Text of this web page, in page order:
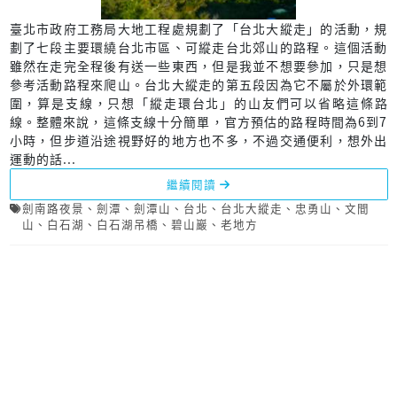
臺北市政府工務局大地工程處規劃了「台北大縱走」的活動，規
劃了七段主要環繞台北市區、可縱走台北郊山的路程。這個活動
雖然在走完全程後有送一些東西，但是我並不想要參加，只是想
參考活動路程來爬山。台北大縱走的第五段因為它不屬於外環範
圍，算是支線，只想「縱走環台北」的山友們可以省略這條路
線。整體來說，這條支線十分簡單，官方預估的路程時間為6到7
小時，但步道沿途視野好的地方也不多，不過交通便利，想外出
運動的話...
繼續閱讀
劍南路夜景 、 劍潭 、 劍潭山 、 台北 、 台北大縱走 、 忠勇山 、 文間
山 、 白石湖 、 白石湖吊橋 、 碧山巖 、 老地方